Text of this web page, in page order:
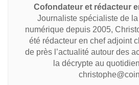
Cofondateur et rédacteur
Journaliste spécialiste de
numérique depuis 2005,
été rédacteur en chef adjoint
de près l’actualité autour des
la décrypte au